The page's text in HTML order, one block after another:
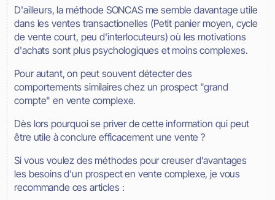
D'ailleurs, la méthode SONCAS me semble davantage utile
dans les ventes transactionelles (Petit panier moyen, cycle
de vente court, peu d'interlocuteurs) où les motivations
d'achats sont plus psychologiques et moins complexes.
Pour autant, on peut souvent détecter des
comportements similaires chez un prospect "grand
compte" en vente complexe.
Dès lors pourquoi se priver de cette information qui peut
être utile à conclure efficacement une vente ?
Si vous voulez des méthodes pour creuser d'avantages
les besoins d'un prospect en vente complexe, je vous
recommande ces articles :